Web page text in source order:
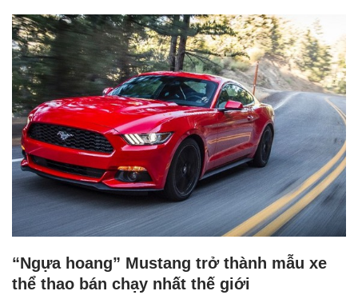
“Ngựa hoang” Mustang trở thành mẫu xe
thể thao bán chạy nhất thế giới